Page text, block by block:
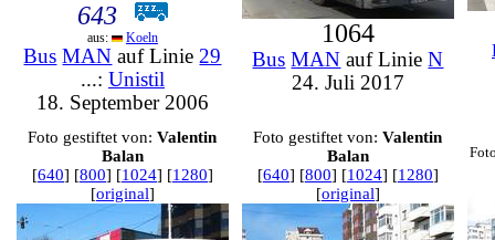
643
aus: Koeln
Bus MAN auf Linie29
...: Unistil
18. September 2006
1064
Bus MAN auf LinieN
24. Juli 2017
Foto gestiftet von:Valentin
Balan
[640] [800] [1024] [1280]
[original]
Foto gestiftet von:Valentin
Balan
[640] [800] [1024] [1280]
[original]